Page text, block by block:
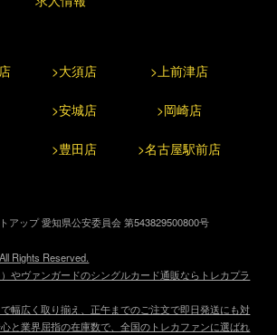
>大須店 >上前津店
>安城店 >岡崎店
>豊田店 >名古屋駅前店
アップ 愛知県公安委員会 第543829500800号
Rights Reserved.
やヴァンガードのシングルカード通販ならトレカプラ
幅広く取り揃え、正午までのご注文で即日発送にも対
と業界屈指の在庫数で、全国のトレカファンに選ばれ